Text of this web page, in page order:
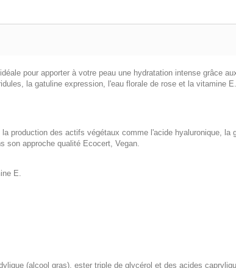
pour apporter à votre peau une hydratation intense grâce
la gatuline expression, l'eau florale de rose et la vitamine
production des actifs végétaux comme l'acide hyaluronique, la
son approche qualité Ecocert, Vegan.
E.
(alcool gras), ester triple de glycérol et des acides